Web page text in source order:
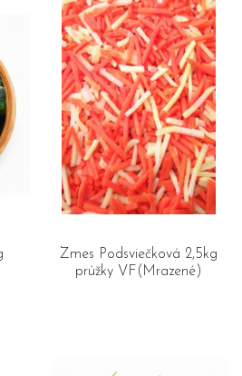
Zmes Podsviečková 2,5kg
prúžky VF(Mrazené)